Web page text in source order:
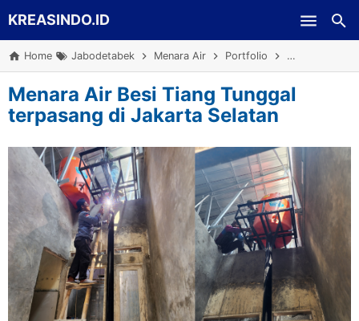
KREASINDO.ID
Home Jabodetabek Menara Air Portfolio Proyek
Menara Air Besi Tiang Tunggal
terpasang di Jakarta Selatan